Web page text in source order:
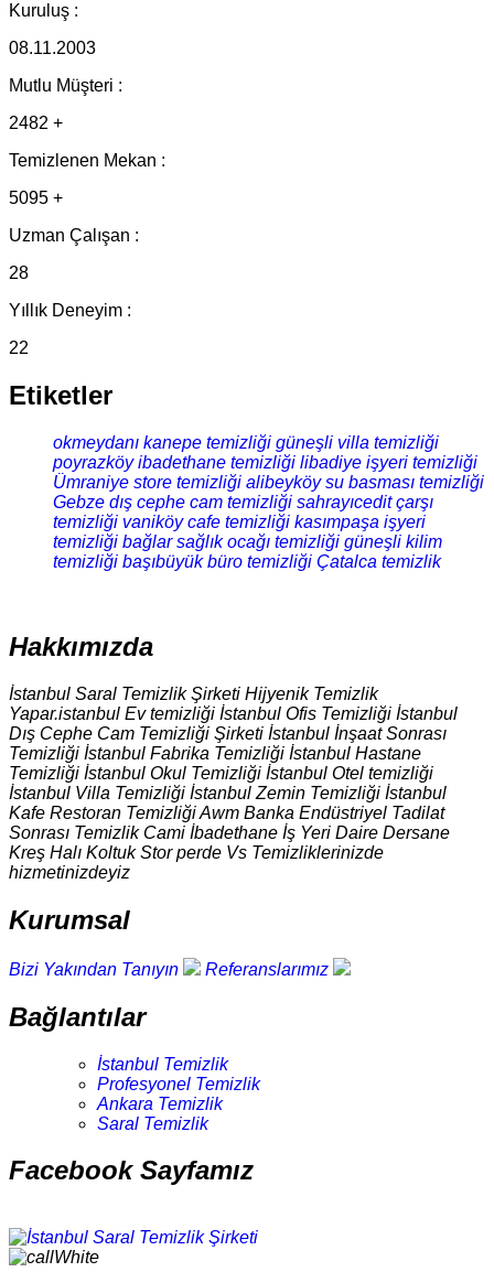
Kuruluş :
08.11.2003
Mutlu Müşteri :
2482 +
Temizlenen Mekan :
5095 +
Uzman Çalışan :
28
Yıllık Deneyim :
22
Etiketler
okmeydanı kanepe temizliği güneşli villa temizliği
poyrazköy ibadethane temizliği libadiye işyeri temizliği
Ümraniye store temizliği alibeyköy su basması temizliği
Gebze dış cephe cam temizliği sahrayıcedit çarşı
temizliği vaniköy cafe temizliği kasımpaşa işyeri
temizliği bağlar sağlık ocağı temizliği güneşli kilim
temizliği başıbüyük büro temizliği Çatalca temizlik
Hakkımızda
İstanbul Saral Temizlik Şirketi Hijyenik Temizlik
Yapar.istanbul Ev temizliği İstanbul Ofis Temizliği İstanbul
Dış Cephe Cam Temizliği Şirketi İstanbul İnşaat Sonrası
Temizliği İstanbul Fabrika Temizliği İstanbul Hastane
Temizliği İstanbul Okul Temizliği İstanbul Otel temizliği
İstanbul Villa Temizliği İstanbul Zemin Temizliği İstanbul
Kafe Restoran Temizliği Awm Banka Endüstriyel Tadilat
Sonrası Temizlik Cami İbadethane İş Yeri Daire Dersane
Kreş Halı Koltuk Stor perde Vs Temizliklerinizde
hizmetinizdeyiz
Kurumsal
Bizi Yakından Tanıyın Referanslarımız
Bağlantılar
İstanbul Temizlik
Profesyonel Temizlik
Ankara Temizlik
Saral Temizlik
Facebook Sayfamız